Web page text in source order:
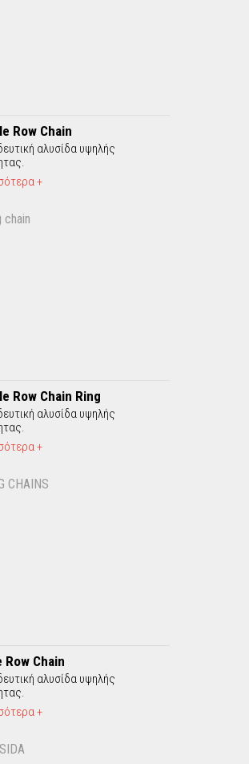
Row Chain
αλυσίδα υψηλής
+
Row Chain Ring
αλυσίδα υψηλής
+
Row Chain
αλυσίδα υψηλής
+